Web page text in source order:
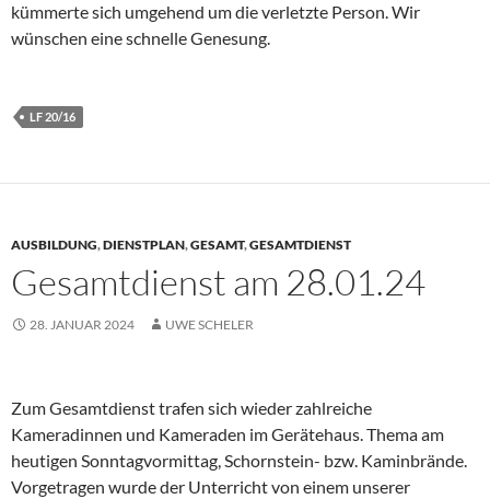
kümmerte sich umgehend um die verletzte Person. Wir
wünschen eine schnelle Genesung.
LF 20/16
AUSBILDUNG,DIENSTPLAN,GESAMT,GESAMTDIENST
Gesamtdienst am 28.01.24
28. JANUAR 2024 UWE SCHELER
Zum Gesamtdienst trafen sich wieder zahlreiche
Kameradinnen und Kameraden im Gerätehaus. Thema am
heutigen Sonntagvormittag, Schornstein- bzw. Kaminbrände.
Vorgetragen wurde der Unterricht von einem unserer